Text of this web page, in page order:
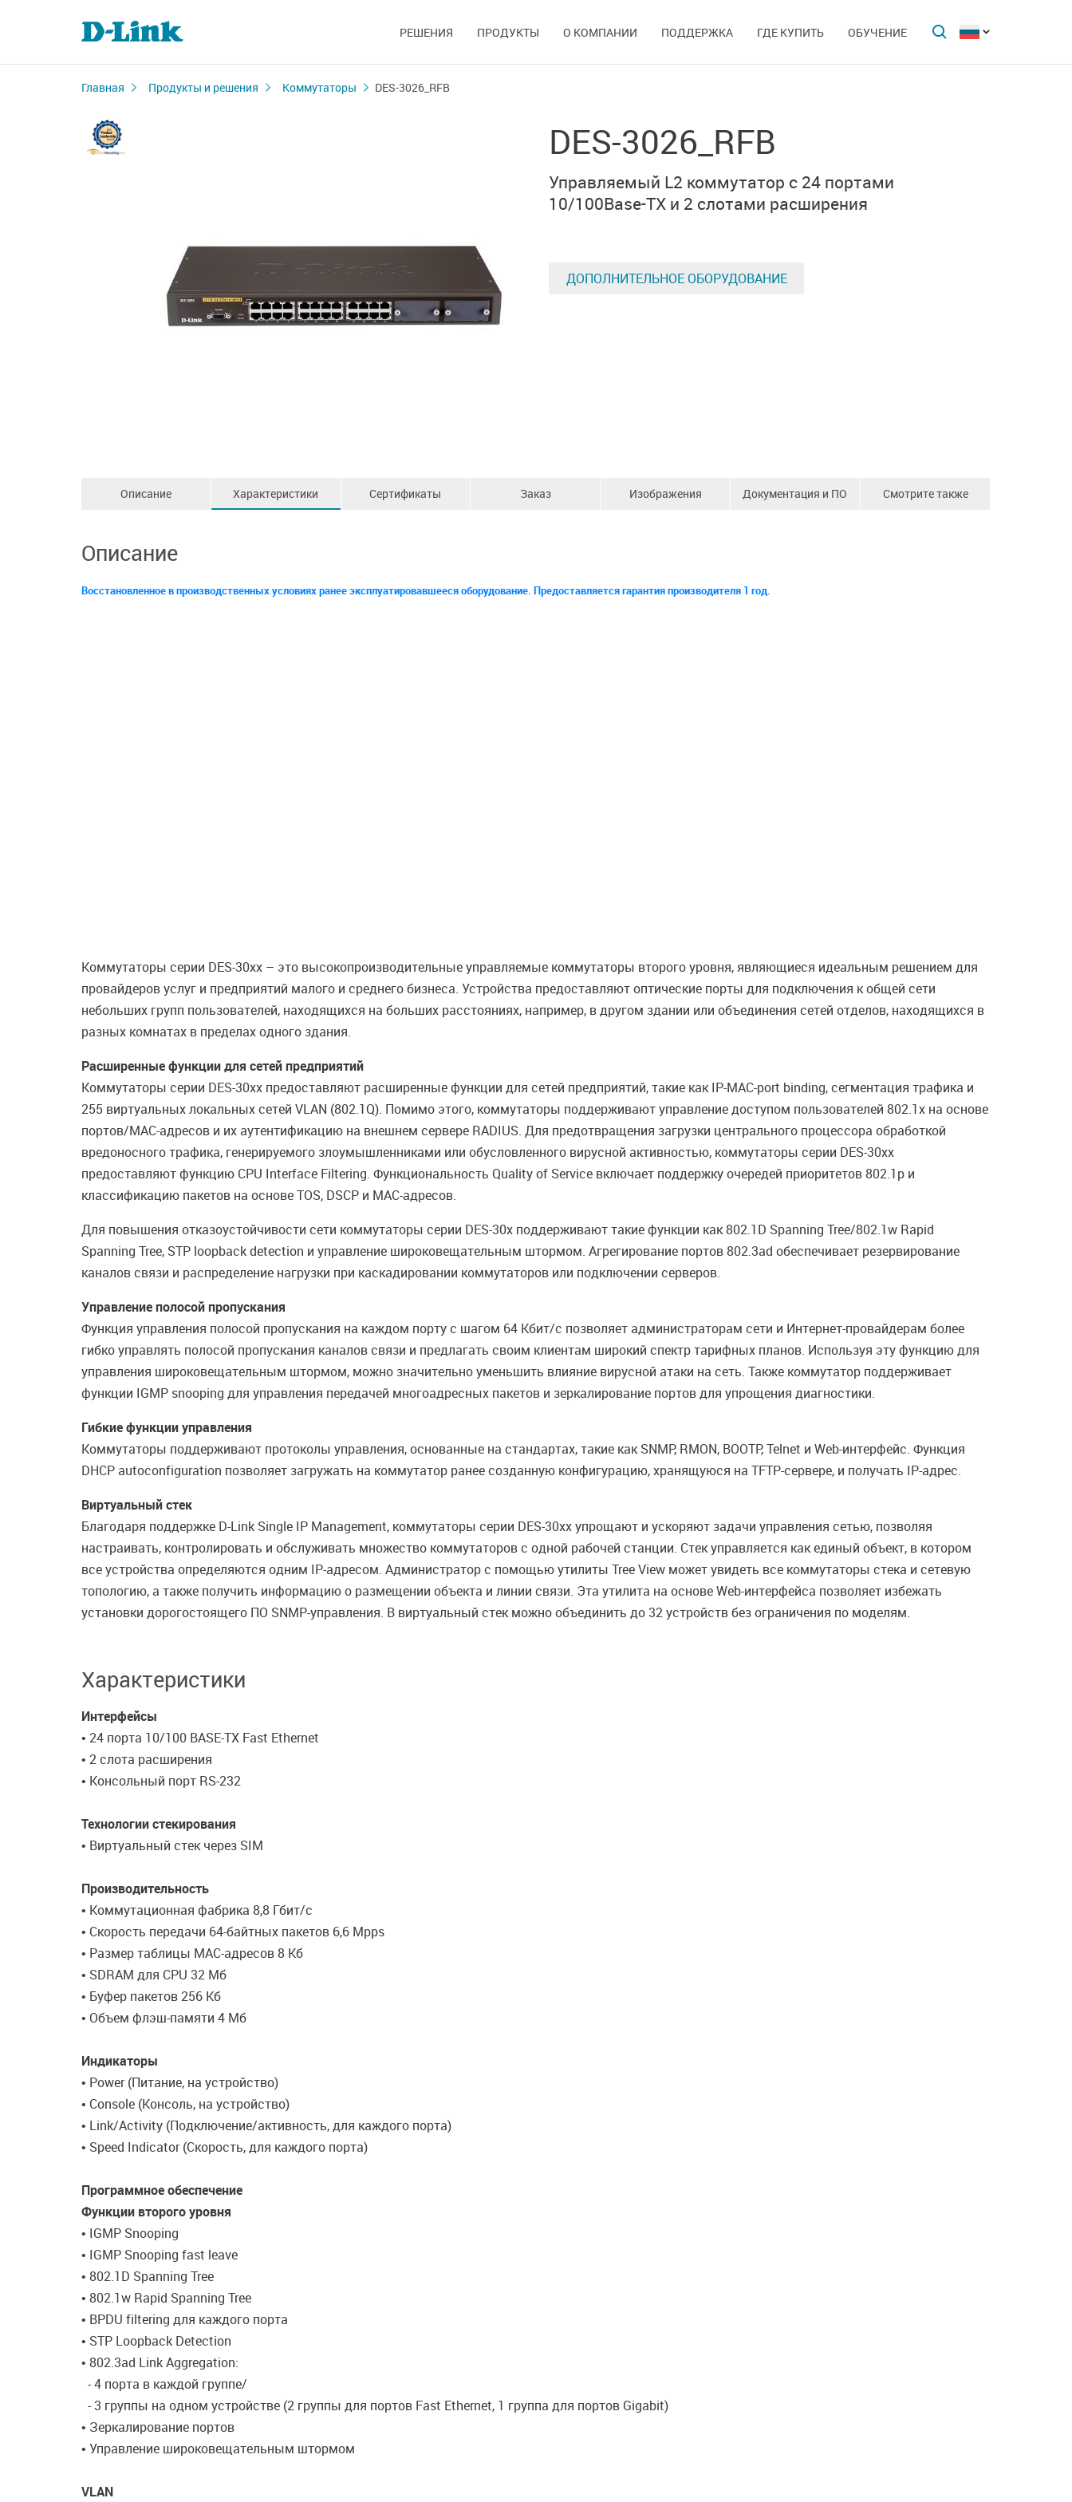
РЕШЕНИЯ ПРОДУКТЫ О КОМПАНИИ ПОДДЕРЖКА ГДЕ КУПИТЬ ОБУЧЕНИЕ
Главная Продукты и решения Коммутаторы DES-3026_RFB
DES-3026_RFB
Управляемый L2 коммутатор с 24 портами
10/100Base-TX и 2 слотами расширения
ДОПОЛНИТЕЛЬНОЕ ОБОРУДОВАНИЕ
Описание Характеристики Сертификаты Заказ Изображения Документация и ПО Смотрите также
Описание
Восстановленное в производственных условиях ранее эксплуатировавшееся оборудование. Предоставляется гарантия производителя 1 год.
Коммутаторы серии DES-30хх – это высокопроизводительные управляемые коммутаторы второго уровня, являющиеся идеальным решением для
провайдеров услуг и предприятий малого и среднего бизнеса. Устройства предоставляют оптические порты для подключения к общей сети
небольших групп пользователей, находящихся на больших расстояниях, например, в другом здании или объединения сетей отделов, находящихся в
разных комнатах в пределах одного здания.
Расширенные функции для сетей предприятий
Коммутаторы серии DES-30хх предоставляют расширенные функции для сетей предприятий, такие как IP-MAC-port binding, сегментация трафика и
255 виртуальных локальных сетей VLAN (802.1Q). Помимо этого, коммутаторы поддерживают управление доступом пользователей 802.1x на основе
портов/MAC-адресов и их аутентификацию на внешнем сервере RADIUS. Для предотвращения загрузки центрального процессора обработкой
вредоносного трафика, генерируемого злоумышленниками или обусловленного вирусной активностью, коммутаторы серии DES-30хх
предоставляют функцию CPU Interface Filtering. Функциональность Quality of Service включает поддержку очередей приоритетов 802.1p и
классификацию пакетов на основе TOS, DSCP и MAC-адресов.
Для повышения отказоустойчивости сети коммутаторы серии DES-30х поддерживают такие функции как 802.1D Spanning Tree/802.1w Rapid
Spanning Tree, STP loopback detection и управление широковещательным штормом. Агрегирование портов 802.3ad обеспечивает резервирование
каналов связи и распределение нагрузки при каскадировании коммутаторов или подключении серверов.
Управление полосой пропускания
Функция управления полосой пропускания на каждом порту с шагом 64 Кбит/с позволяет администраторам сети и Интернет-провайдерам более
гибко управлять полосой пропускания каналов связи и предлагать своим клиентам широкий спектр тарифных планов. Используя эту функцию для
управления широковещательным штормом, можно значительно уменьшить влияние вирусной атаки на сеть. Также коммутатор поддерживает
функции IGMP snooping для управления передачей многоадресных пакетов и зеркалирование портов для упрощения диагностики.
Гибкие функции управления
Коммутаторы поддерживают протоколы управления, основанные на стандартах, такие как SNMP, RMON, BOOTP, Telnet и Web-интерфейс. Функция
DHCP autoconfiguration позволяет загружать на коммутатор ранее созданную конфигурацию, хранящуюся на TFTP-сервере, и получать IP-адрес.
Виртуальный стек
Благодаря поддержке D-Link Single IP Management, коммутаторы серии DES-30хх упрощают и ускоряют задачи управления сетью, позволяя
настраивать, контролировать и обслуживать множество коммутаторов с одной рабочей станции. Стек управляется как единый объект, в котором
все устройства определяются одним IP-адресом. Администратор с помощью утилиты Tree View может увидеть все коммутаторы стека и сетевую
топологию, а также получить информацию о размещении объекта и линии связи. Эта утилита на основе Web-интерфейса позволяет избежать
установки дорогостоящего ПО SNMP-управления. В виртуальный стек можно объединить до 32 устройств без ограничения по моделям.
Характеристики
Интерфейсы
• 24 порта 10/100 BASE-TX Fast Ethernet
• 2 слота расширения
• Консольный порт RS-232
Технологии стекирования
• Виртуальный стек через SIM
Производительность
• Коммутационная фабрика 8,8 Гбит/с
• Скорость передачи 64-байтных пакетов 6,6 Mpps
• Размер таблицы МАС-адресов 8 Kб
• SDRAM для CPU 32 Мб
• Буфер пакетов 256 Кб
• Объем флэш-памяти 4 Мб
Индикаторы
• Power (Питание, на устройство)
• Console (Консоль, на устройство)
• Link/Activity (Подключение/активность, для каждого порта)
• Speed Indicator (Скорость, для каждого порта)
Программное обеспечение
Функции второго уровня
• IGMP Snooping
• IGMP Snooping fast leave
• 802.1D Spanning Tree
• 802.1w Rapid Spanning Tree
• BPDU filtering для каждого порта
• STP Loopback Detection
• 802.3ad Link Aggregation:
- 4 порта в каждой группе/
- 3 группы на одном устройстве (2 группы для портов Fast Ethernet, 1 группа для портов Gigabit)
• Зеркалирование портов
• Управление широковещательным штормом
VLAN